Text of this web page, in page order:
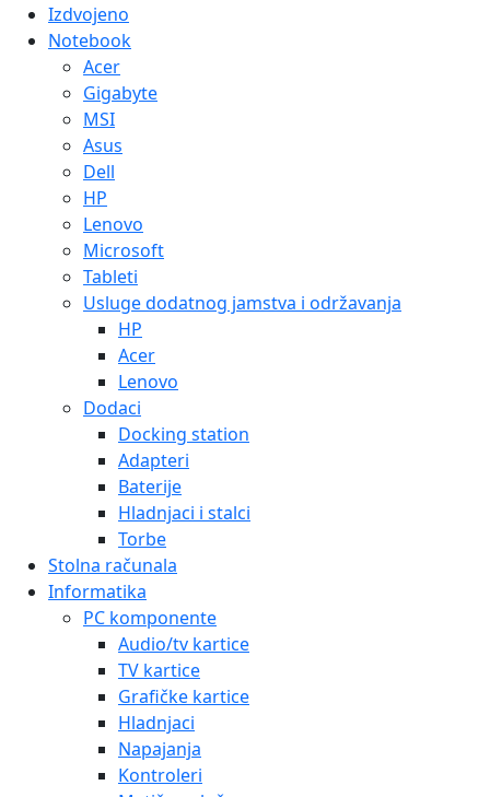
Izdvojeno
Notebook
Acer
Gigabyte
MSI
Asus
Dell
HP
Lenovo
Microsoft
Tableti
Usluge dodatnog jamstva i održavanja
HP
Acer
Lenovo
Dodaci
Docking station
Adapteri
Baterije
Hladnjaci i stalci
Torbe
Stolna računala
Informatika
PC komponente
Audio/tv kartice
TV kartice
Grafičke kartice
Hladnjaci
Napajanja
Kontroleri